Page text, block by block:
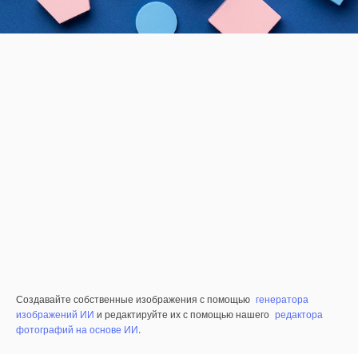
Создавайте собственные изображения с помощью генератора
изображений ИИ и редактируйте их с помощью нашего редактора
фотографий на основе ИИ.